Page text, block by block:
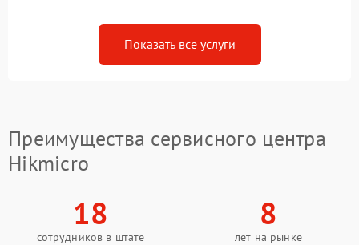
Показать все услуги
Преимущества сервисного центра
Hikmicro
18
сотрудников в штате
8
лет на рынке